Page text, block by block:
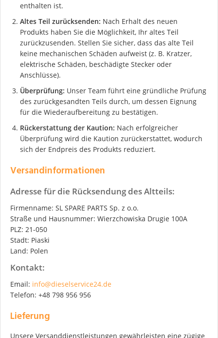
enthalten ist.
Altes Teil zurücksenden: Nach Erhalt des neuen
Produkts haben Sie die Möglichkeit, Ihr altes Teil
zurückzusenden. Stellen Sie sicher, dass das alte Teil
keine mechanischen Schäden aufweist (z. B. Kratzer,
elektrische Schäden, beschädigte Stecker oder
Anschlüsse).
Überprüfung: Unser Team führt eine gründliche Prüfung
des zurückgesandten Teils durch, um dessen Eignung
für die Wiederaufbereitung zu bestätigen.
Rückerstattung der Kaution: Nach erfolgreicher
Überprüfung wird die Kaution zurückerstattet, wodurch
sich der Endpreis des Produkts reduziert.
Versandinformationen
Adresse für die Rücksendung des Altteils:
Firmenname: SL SPARE PARTS Sp. z o.o.
Straße und Hausnummer: Wierzchowiska Drugie 100A
PLZ: 21-050
Stadt: Piaski
Land: Polen
Kontakt:
Email: info@dieselservice24.de
Telefon: +48 798 956 956
Lieferung
Unsere Versanddienstleistungen gewährleisten eine zügige